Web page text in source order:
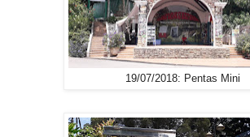
19/07/2018: Pentas Mini